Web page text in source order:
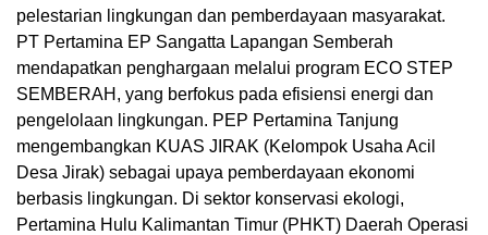
pelestarian lingkungan dan pemberdayaan masyarakat.
PT Pertamina EP Sangatta Lapangan Semberah
mendapatkan penghargaan melalui program ECO STEP
SEMBERAH, yang berfokus pada efisiensi energi dan
pengelolaan lingkungan. PEP Pertamina Tanjung
mengembangkan KUAS JIRAK (Kelompok Usaha Acil
Desa Jirak) sebagai upaya pemberdayaan ekonomi
berbasis lingkungan. Di sektor konservasi ekologi,
Pertamina Hulu Kalimantan Timur (PHKT) Daerah Operasi